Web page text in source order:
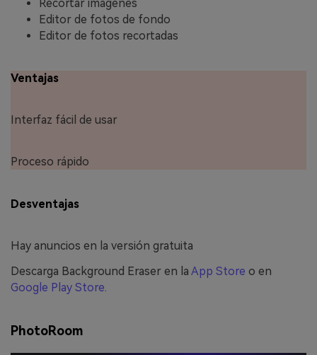
Recortar imágenes
Editor de fotos de fondo
Editor de fotos recortadas
Ventajas
Interfaz fácil de usar
Proceso rápido
Desventajas
Hay anuncios en la versión gratuita
Descarga Background Eraser en la App Store o en
Google Play Store
PhotoRoom